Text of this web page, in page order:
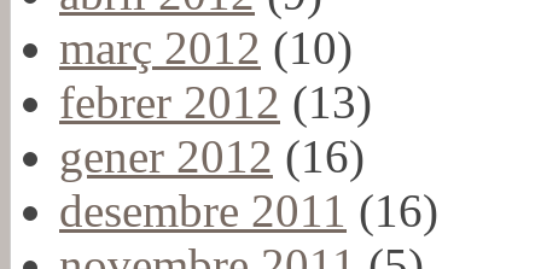
març 2012 (10)
febrer 2012 (13)
gener 2012 (16)
desembre 2011 (16)